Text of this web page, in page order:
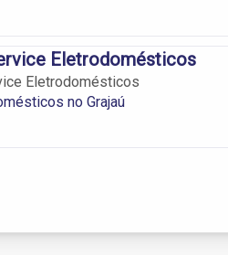
Eletrodomésticos
Eletrodomésticos
no Grajaú